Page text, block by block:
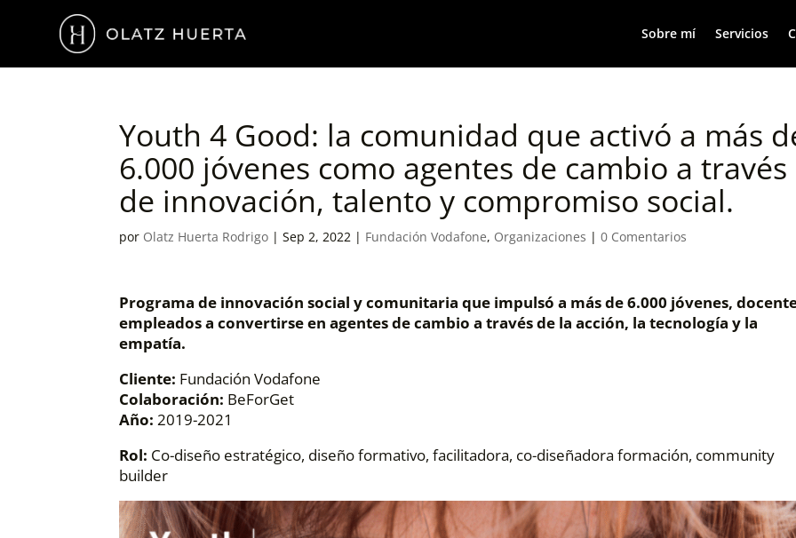
Sobre mí Servicios
Youth 4 Good: la comunidad que activó a más
6.000 jóvenes como agentes de cambio a través
de innovación, talento y compromiso social.
por Olatz Huerta Rodrigo |Sep 2, 2022 | Fundación Vodafone, Organizaciones |0 Comentarios
Programa de innovación social y comunitaria que impulsó a más de 6.000 jóvenes,
empleados a convertirse en agentes de cambio a través de la acción, la tecnología y la
empatía.
Cliente: Fundación Vodafone
Colaboración: BeForGet
Año: 2019-2021
Rol: Co-diseño estratégico, diseño formativo, facilitadora, co-diseñadora formación, community
builder